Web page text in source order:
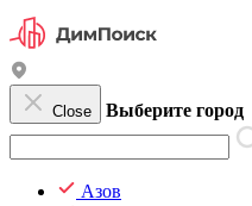
Close Выберите город
Азов